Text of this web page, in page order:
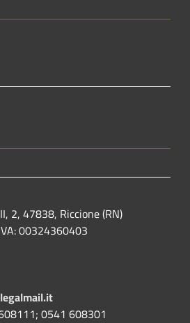
2, 47838, Riccione (RN)
00324360403
0541 608301